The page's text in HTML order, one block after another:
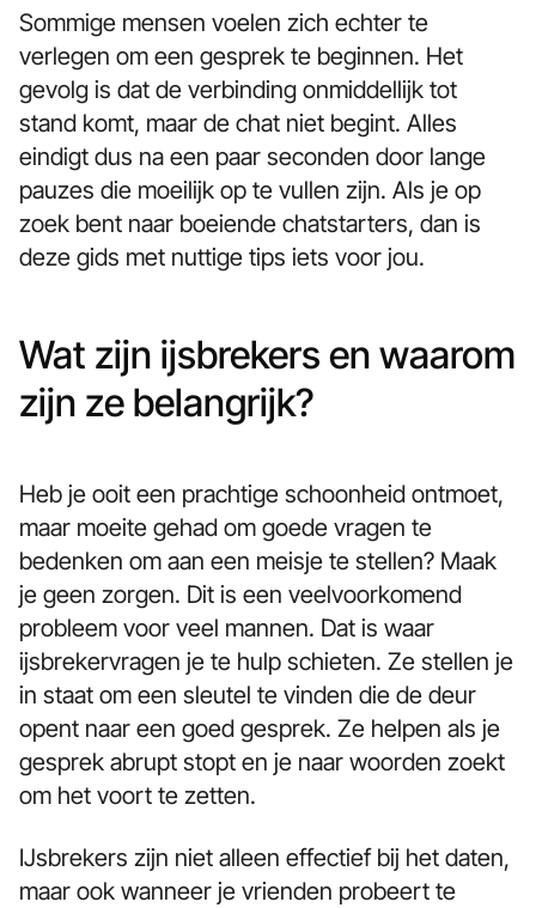
Sommige mensen voelen zich echter te
verlegen om een gesprek te beginnen. Het
gevolg is dat de verbinding onmiddellijk tot
stand komt, maar de chat niet begint. Alles
eindigt dus na een paar seconden door lange
pauzes die moeilijk op te vullen zijn. Als je op
zoek bent naar boeiende chatstarters, dan is
deze gids met nuttige tips iets voor jou.
Wat zijn ijsbrekers en waarom
zijn ze belangrijk?
Heb je ooit een prachtige schoonheid ontmoet,
maar moeite gehad om goede vragen te
bedenken om aan een meisje te stellen? Maak
je geen zorgen. Dit is een veelvoorkomend
probleem voor veel mannen. Dat is waar
ijsbrekervragen je te hulp schieten. Ze stellen je
in staat om een sleutel te vinden die de deur
opent naar een goed gesprek. Ze helpen als je
gesprek abrupt stopt en je naar woorden zoekt
om het voort te zetten.
IJsbrekers zijn niet alleen effectief bij het daten,
maar ook wanneer je vrienden probeert te